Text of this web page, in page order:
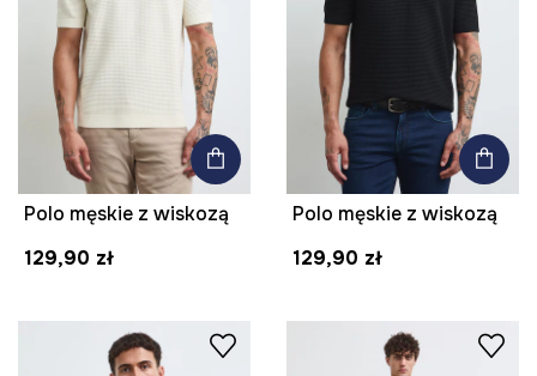
Polo męskie z wiskozą
129,90 zł
Polo męskie z wiskozą
129,90 zł